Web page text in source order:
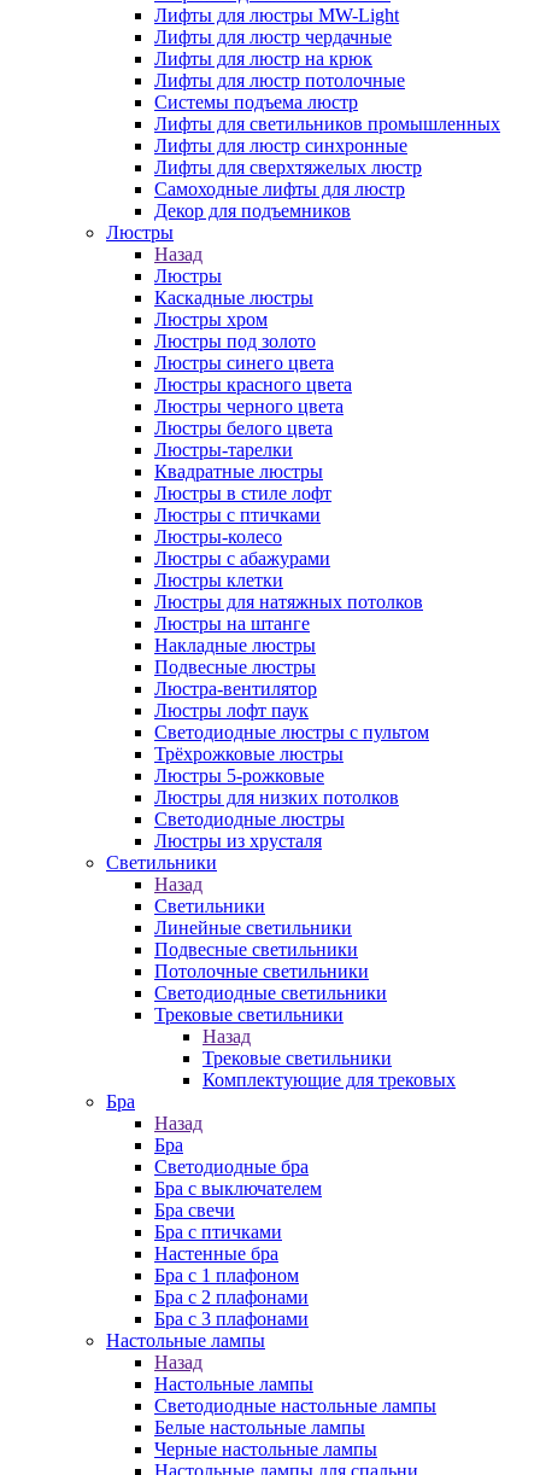
Лифты для люстры MW-Light
Лифты для люстр чердачные
Лифты для люстр на крюк
Лифты для люстр потолочные
Системы подъема люстр
Лифты для светильников промышленных
Лифты для люстр синхронные
Лифты для сверхтяжелых люстр
Самоходные лифты для люстр
Декор для подъемников
Люстры
Назад
Люстры
Каскадные люстры
Люстры хром
Люстры под золото
Люстры синего цвета
Люстры красного цвета
Люстры черного цвета
Люстры белого цвета
Люстры-тарелки
Квадратные люстры
Люстры в стиле лофт
Люстры с птичками
Люстры-колесо
Люстры с абажурами
Люстры клетки
Люстры для натяжных потолков
Люстры на штанге
Накладные люстры
Подвесные люстры
Люстра-вентилятор
Люстры лофт паук
Светодиодные люстры с пультом
Трёхрожковые люстры
Люстры 5-рожковые
Люстры для низких потолков
Cветодиодные люстры
Люстры из хрусталя
Светильники
Назад
Светильники
Линейные светильники
Подвесные светильники
Потолочные светильники
Светодиодные светильники
Трековые светильники
Назад
Трековые светильники
Комплектующие для трековых
Бра
Назад
Бра
Светодиодные бра
Бра с выключателем
Бра свечи
Бра с птичками
Настенные бра
Бра с 1 плафоном
Бра с 2 плафонами
Бра с 3 плафонами
Настольные лампы
Назад
Настольные лампы
Светодиодные настольные лампы
Белые настольные лампы
Черные настольные лампы
Настольные лампы для спальни